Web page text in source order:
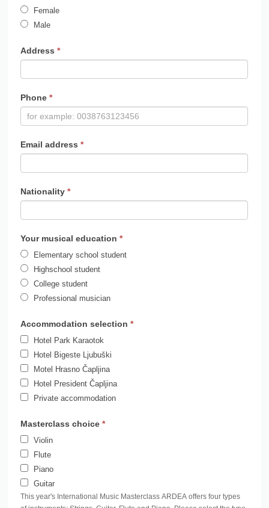
Male
Address
Phone*
Email address*
Nationality*
Your musical education*
Elementary school student
Highschool student
College student
Professional musician
Accommodation selection
Hotel Park Karaotok
Hotel Bigeste Ljubuški
Motel Hrasno Čapljina
Hotel President Čapljina
Private accommodation
Masterclass choice*
Violin
Flute
Piano
Guitar
This year's International Music Masterclass ARDEA offers four types
of instruments: Strings, Guitar, Flute and Piano. Please select the type
of instrument you want and then select one of the professors